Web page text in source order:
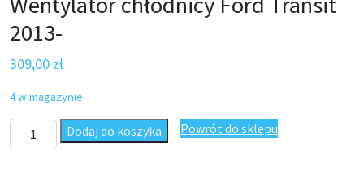
2013-
309,00 zł
4 w magazynie
ilość Wentylator chłodnicy Ford Transit 2013-
Dodaj do koszyka Powrót do sklepu